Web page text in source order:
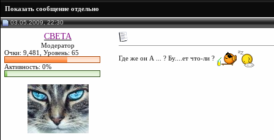
Показать сообщение отдельно
03.05.2009, 22:30
CBETA
Модератор
Очки: 9,481, Уровень: 65
Активность: 0%
Где же он А ... ? Бу....ет что-ли ?